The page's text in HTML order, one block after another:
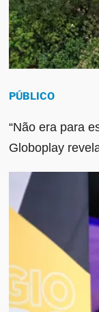
PÚBLICO
“Não era para
Globoplay